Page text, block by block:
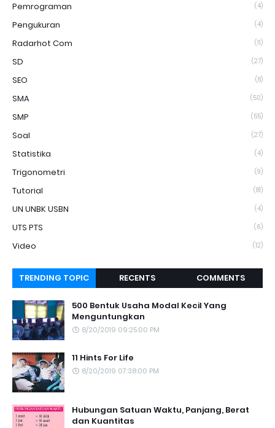
Pemrograman (4)
Pengukuran (4)
Radarhot Com (11)
SD (27)
SEO (8)
SMA (50)
SMP (55)
Soal (27)
Statistika (4)
Trigonometri (9)
Tutorial (81)
UN UNBK USBN (4)
UTS PTS (6)
Video (12)
TRENDING TOPIC RECENTS COMMENTS
500 Bentuk Usaha Modal Kecil Yang
Menguntungkan
8/20/2019 09:25:00 PM
11 Hints For Life
8/20/2019 07:38:00 PM
Hubungan Satuan Waktu, Panjang, Berat
dan Kuantitas